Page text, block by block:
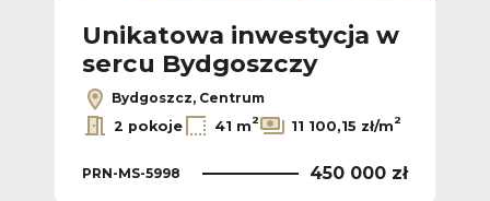
Unikatowa inwestycja w
sercu Bydgoszczy
Bydgoszcz, Centrum
2 pokoje
41 m2 11 100,15 zł/m2
PRN-MS-5998 450 000 zł